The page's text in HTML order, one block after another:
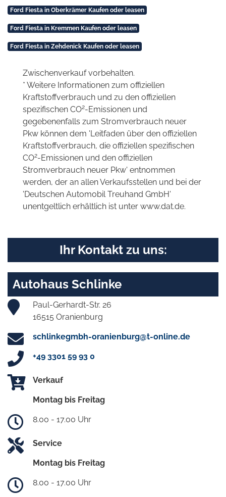
Ford Fiesta in Oberkrämer Kaufen oder leasen
Ford Fiesta in Kremmen Kaufen oder leasen
Ford Fiesta in Zehdenick Kaufen oder leasen
Zwischenverkauf vorbehalten.
* Weitere Informationen zum offiziellen
Kraftstoffverbrauch und zu den offiziellen
spezifischen CO2-Emissionen und
gegebenenfalls zum Stromverbrauch neuer
Pkw können dem 'Leitfaden über den offiziellen
Kraftstoffverbrauch, die offiziellen spezifischen
CO2-Emissionen und den offiziellen
Stromverbrauch neuer Pkw' entnommen
werden, der an allen Verkaufsstellen und bei der
'Deutschen Automobil Treuhand GmbH'
unentgeltlich erhältlich ist unter www.dat.de.
Ihr Kontakt zu uns:
Autohaus Schlinke
Paul-Gerhardt-Str. 26
16515 Oranienburg
schlinkegmbh-oranienburg@t-online.de
+49 3301 59 93 0
Verkauf
Montag bis Freitag
8.00 - 17.00 Uhr
Service
Montag bis Freitag
8.00 - 17.00 Uhr